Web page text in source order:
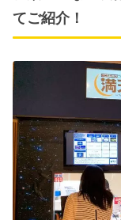
てご紹介！